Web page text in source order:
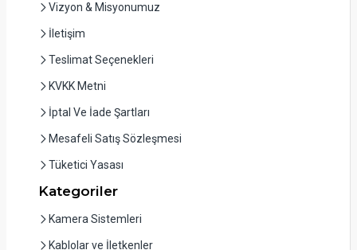
Vizyon & Misyonumuz
İletişim
Teslimat Seçenekleri
KVKK Metni
İptal Ve İade Şartları
Mesafeli Satış Sözleşmesi
Tüketici Yasası
Kategoriler
Kamera Sistemleri
Kablolar ve İletkenler